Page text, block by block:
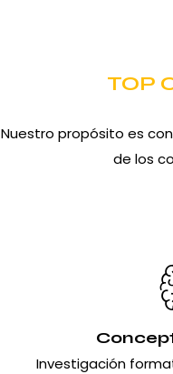
TOP
Nuestro propósito es
de los
Investigación